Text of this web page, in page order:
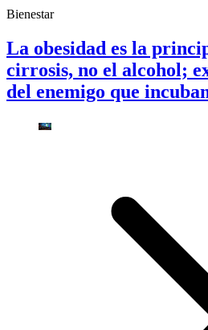
Bienestar
La obesidad es la
cirrosis, no el alcohol;
del enemigo que